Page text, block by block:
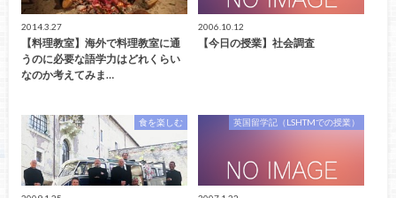
2014.3.27
【料理教室】海外で料理教室に通
うのに必要な語学力はどれくらい
なのか考えてみま…
2006.10.12
【今日の授業】社会調査
食を楽しむ 英国留学記（LSHTMでの授業）